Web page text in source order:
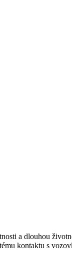
a dlouhou
kontaktu s